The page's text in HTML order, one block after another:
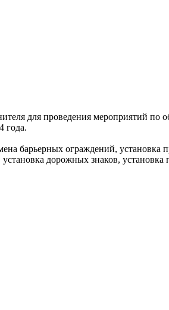
для проведения мероприятий по
года.
барьерных ограждений, установка
дорожных знаков, установка